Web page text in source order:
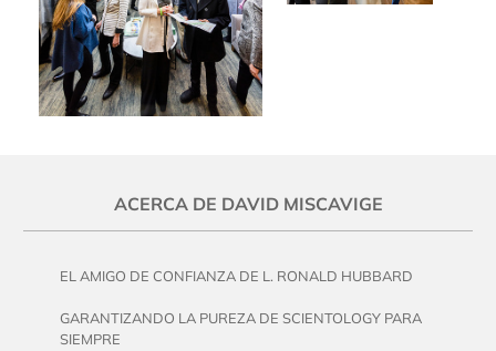
ACERCA DE DAVID MISCAVIGE
EL AMIGO DE CONFIANZA DE L. RONALD HUBBARD
GARANTIZANDO LA PUREZA DE SCIENTOLOGY PARA
SIEMPRE